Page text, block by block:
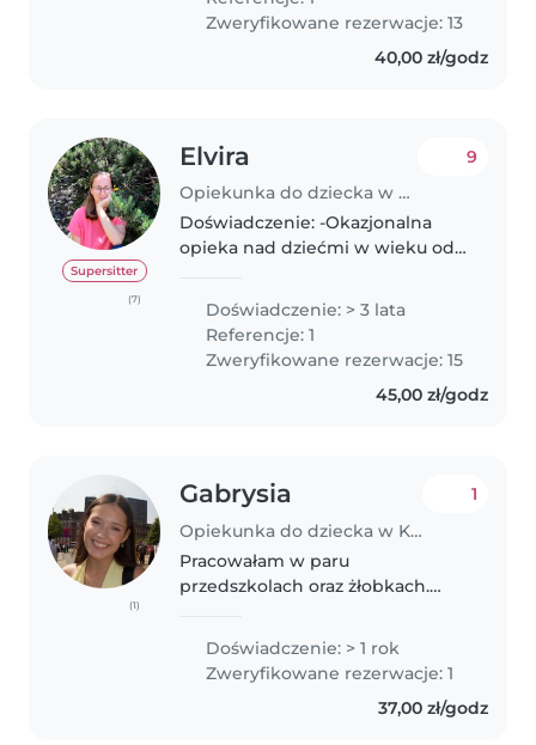
Zweryfikowane rezerwacje: 13
40,00 zł/godz
Supersitter
(7)
Elvira
Opiekunka do dziecka w Kraków
9
Doświadczenie: -Okazjonalna
opieka nad dziećmi w wieku od 1
Od listopada 2025 do marca 2026
pracowałam jako stała niania 2-
letniego chłopca -Obecnie..
Doświadczenie: > 3 lata
Referencje: 1
Zweryfikowane rezerwacje: 15
45,00 zł/godz
(1)
Gabrysia
Opiekunka do dziecka w Kraków
1
Pracowałam w paru
przedszkolach oraz żłobkach.
waszym dzieckiem, tak aby się
nie nudziło i dużo nauczyło! I can
speak fluently in English and i'm
Doświadczenie: > 1 rok
Zweryfikowane rezerwacje: 1
37,00 zł/godz